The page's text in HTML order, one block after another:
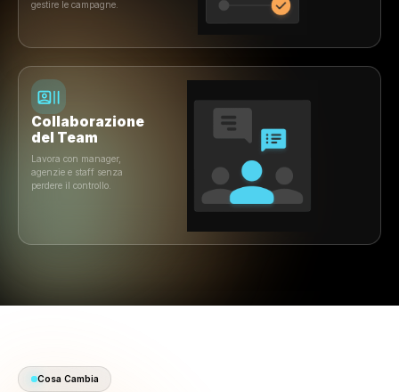
Costruito per scalare con il tuo
Ristorante
Gestisci più brand, sedi, team e permessi da un'unica
piattaforma progettata per supportare le PMI in crescita
operazioni in franchising.
Infrastruttura progettata
per PMI in crescita e